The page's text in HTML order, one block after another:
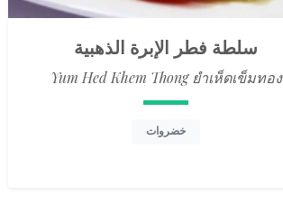
سلطة فطر الإبرة الذهبية
Yum Hed Khem Thong ยำเห็ดเข็มทอง
خضروات